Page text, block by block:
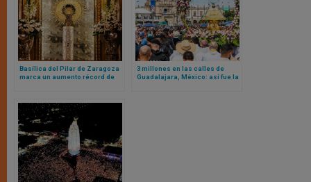
Basílica del Pilar de Zaragoza
marca un aumento récord de
destacados
3 millones en las calles de
Guadalajara, México: así fue la